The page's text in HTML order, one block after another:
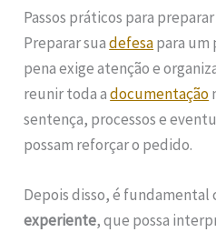
Passos práticos para
Preparar suadefesapara um
pena exige atenção e
reunir toda adocumentação
sentença, processos e
possam reforçar o pedido.
Depois disso, é
experiente, que possa